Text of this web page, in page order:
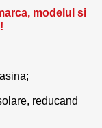
modelul si
reducand